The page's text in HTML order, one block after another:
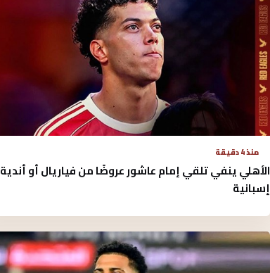
منذ 4 دقيقة
الأهلي ينفي تلقي إمام عاشور عروضًا من فياريال أو أندية
إسبانية